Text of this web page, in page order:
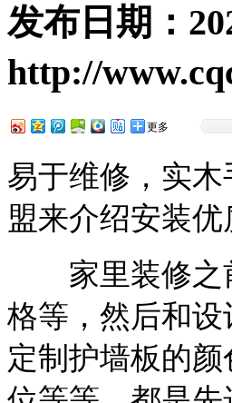
发布日期：
http://
更多
易于维修，实
盟来介绍安装
家里装修之
格等，然后和
定制护墙板的